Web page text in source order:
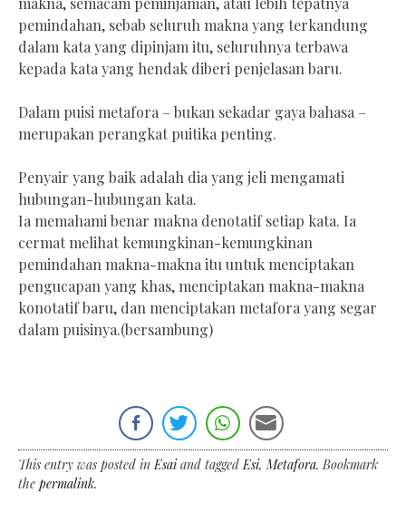
pemindahan, sebab seluruh makna yang terkandung
dalam kata yang dipinjam itu, seluruhnya terbawa
kepada kata yang hendak diberi penjelasan baru.
Dalam puisi metafora – bukan sekadar gaya bahasa –
merupakan perangkat puitika penting.
Penyair yang baik adalah dia yang jeli mengamati
hubungan-hubungan kata.
Ia memahami benar makna denotatif setiap kata. Ia
cermat melihat kemungkinan-kemungkinan
pemindahan makna-makna itu untuk menciptakan
pengucapan yang khas, menciptakan makna-makna
konotatif baru, dan menciptakan metafora yang segar
dalam puisinya.(bersambung)
This entry was posted inEsaiand taggedEsi,Metafora. Bookmark
the permalink.